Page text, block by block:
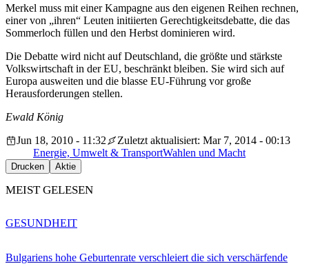
Merkel muss mit einer Kampagne aus den eigenen Reihen rechnen,
einer von „ihren“ Leuten initiierten Gerechtigkeitsdebatte, die das
Sommerloch füllen und den Herbst dominieren wird.
Die Debatte wird nicht auf Deutschland, die größte und stärkste
Volkswirtschaft in der EU, beschränkt bleiben. Sie wird sich auf
Europa ausweiten und die blasse EU-Führung vor große
Herausforderungen stellen.
Ewald König
Jun 18, 2010 - 11:32
Zuletzt aktualisiert: Mar 7, 2014 - 00:13
Energie, Umwelt & TransportWahlen und Macht
Drucken Aktie
MEIST GELESEN
Bulgariens hohe Geburtenrate verschleiert die sich verschärfende
GESUNDHEIT